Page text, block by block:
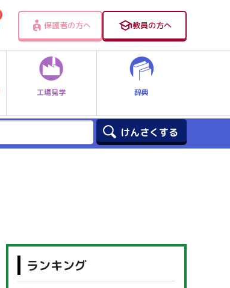
保護者の方へ 教員の方へ
工場見学 辞典
ランキング